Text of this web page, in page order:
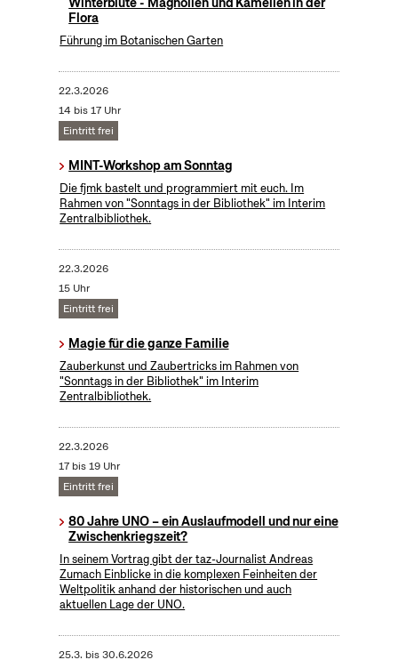
Flora
Führung im Botanischen Garten
22.3.2026
14 bis 17 Uhr
Eintritt frei
MINT-Workshop am Sonntag
Die fjmk bastelt und programmiert mit euch. Im
Rahmen von "Sonntags in der Bibliothek" im Interim
Zentralbibliothek.
22.3.2026
15 Uhr
Eintritt frei
Magie für die ganze Familie
Zauberkunst und Zaubertricks im Rahmen von
"Sonntags in der Bibliothek" im Interim
Zentralbibliothek.
22.3.2026
17 bis 19 Uhr
Eintritt frei
80 Jahre UNO – ein Auslaufmodell und nur eine
Zwischenkriegszeit?
In seinem Vortrag gibt der taz-Journalist Andreas
Zumach Einblicke in die komplexen Feinheiten der
Weltpolitik anhand der historischen und auch
aktuellen Lage der UNO.
25.3. bis30.6.2026